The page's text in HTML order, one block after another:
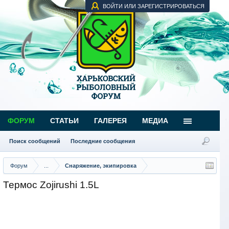
ВОЙТИ ИЛИ ЗАРЕГИСТРИРОВАТЬСЯ
Форум Снаряжение, экипировка
Термос Zojirushi 1.5L
ФОРУМ
Поиск сообщений Последние сообщения
СТАТЬИ ГАЛЕРЕЯ МЕДИА